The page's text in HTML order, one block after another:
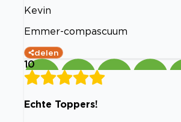
Kevin
Emmer-compascuum
delen
10
Echte Toppers!